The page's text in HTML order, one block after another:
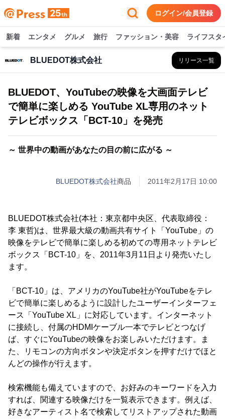
ログイン/会員登録
新着 エンタメ グルメ 旅行 ファッション・美容 ライフスタ
BLUEDOT株式会社 リリース一覧
BLUEDOT、YouTubeの映像を大画面テレビ
で簡単に楽しめる YouTube XL専用のネット
テレビボックス「BCT-10」を発売
～ 世界中の動画があなたの目の前に広がる ～
BLUEDOT株式会社商品 2011年2月17日 10:00
BLUEDOT株式会社(本社：東京都中央区、代表取締役：
李 東哲)は、世界最大級の動画共有サイト「YouTube」の
映像をテレビで簡単に楽しめる初めての専用ネットテレビ
ボックス「BCT-10」を、2011年3月11日より発売いたし
ます。
「BCT-10」は、アメリカのYouTube社がYouTubeをテレ
ビで簡単に楽しめるように設計したユーザーインターフェ
ース「YouTube XL」に対応しています。インターネット
に接続し、付属のHDMIケーブル一本でテレビとつなげ
ば、すぐにYouTubeの映像をお楽しみいただけます。ま
た、リモコンの方向ボタンや決定ボタンを押すだけでほと
んどの操作が行えます。
検索機能も備えていますので、お好みのキーワードを入力
すれば、関連する映像だけを一覧表示できます。例えば、
好きなアーティスト名で検索してリストアップされた動画